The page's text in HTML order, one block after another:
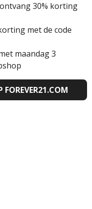
30% korting
met de code
maandag 3